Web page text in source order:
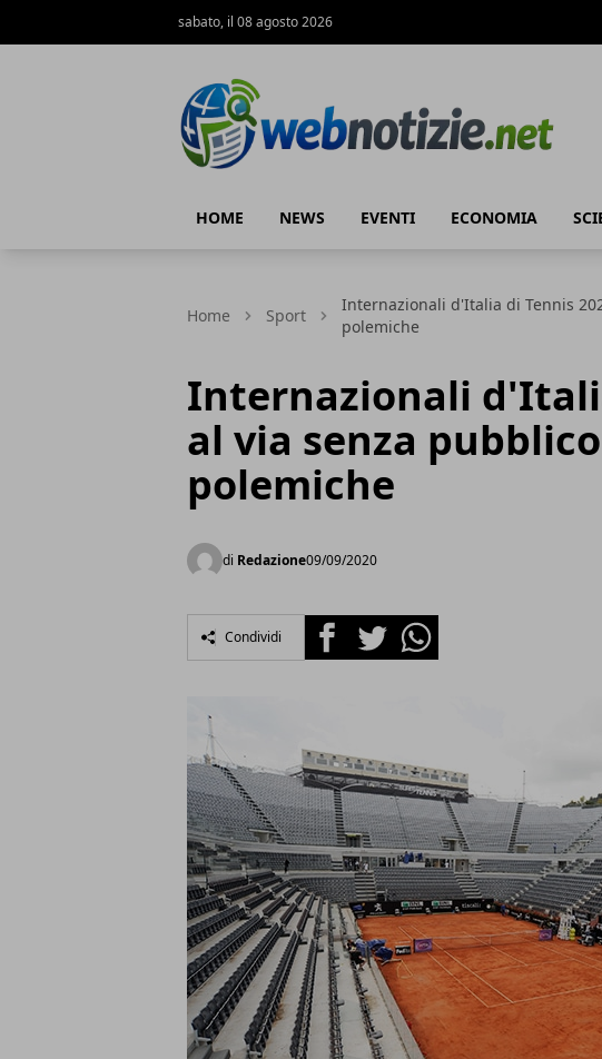
sabato, il 08 agosto 2026
HOME NEWS EVENTI ECONOMIA
Home Sport
Internazionali d'Italia di Tennis
polemiche
Internazionali
al via senza
polemiche
di Redazione09/09/2020
Condividi FacebookTwitterWhatsapp